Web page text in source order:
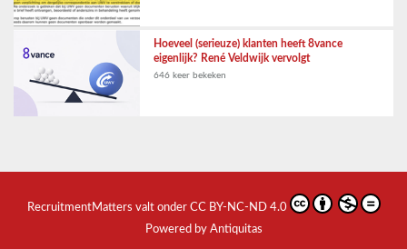
Hoeveel (serieuze) klanten heeft 8vance
eigenlijk? René Veldwijk vervolgt
646 keer bekeken
RecruitmentMatters valt onder CC BY-NC-ND 4.0
Powered by Antiquitas